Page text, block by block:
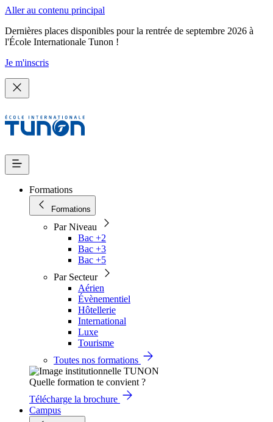
Aller au contenu principal
Dernières places disponibles pour la rentrée de septembre 2026 à
l'École Internationale Tunon !
Je m'inscris
Formations
Formations
Par Niveau
Bac +2
Bac +3
Bac +5
Par Secteur
Aérien
Évènementiel
Hôtellerie
International
Luxe
Tourisme
Toutes nos formations
Quelle formation te convient ?
Télécharge la brochure
Campus